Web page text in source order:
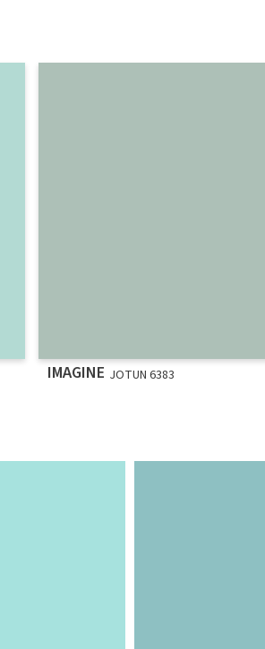
IMAGINE JOTUN 6383